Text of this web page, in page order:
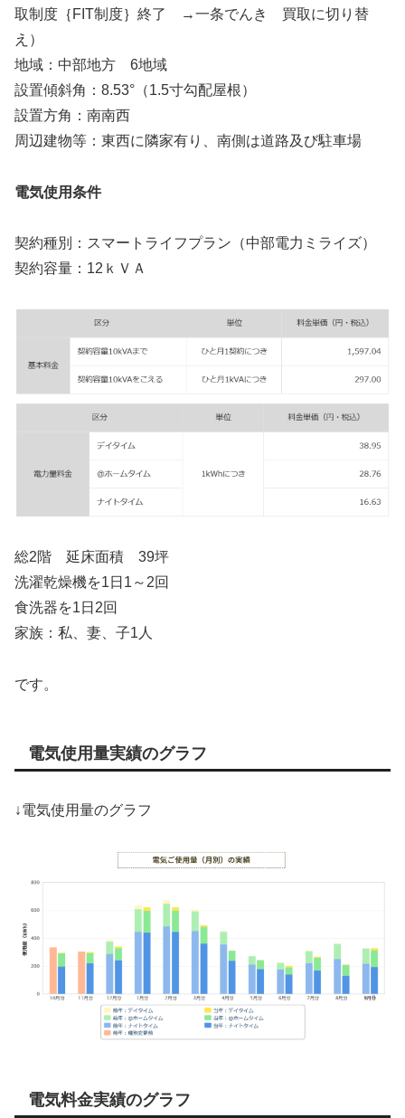
取制度｛FIT制度｝終了 →一条でんき 買取に切り替
え）
地域：中部地方 6地域
設置傾斜角：8.53°（1.5寸勾配屋根）
設置方角：南南西
周辺建物等：東西に隣家有り、南側は道路及び駐車場
電気使用条件
契約種別：スマートライフプラン（中部電力ミライズ）
契約容量：12ｋＶＡ
総2階 延床面積 39坪
洗濯乾燥機を1日1～2回
食洗器を1日2回
家族：私、妻、子1人
です。
電気使用量実績のグラフ
↓電気使用量のグラフ
電気料金実績のグラフ